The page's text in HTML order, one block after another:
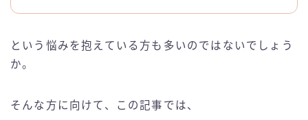
という悩みを抱えている方も多いのではないでしょう
か。
そんな方に向けて、この記事では、